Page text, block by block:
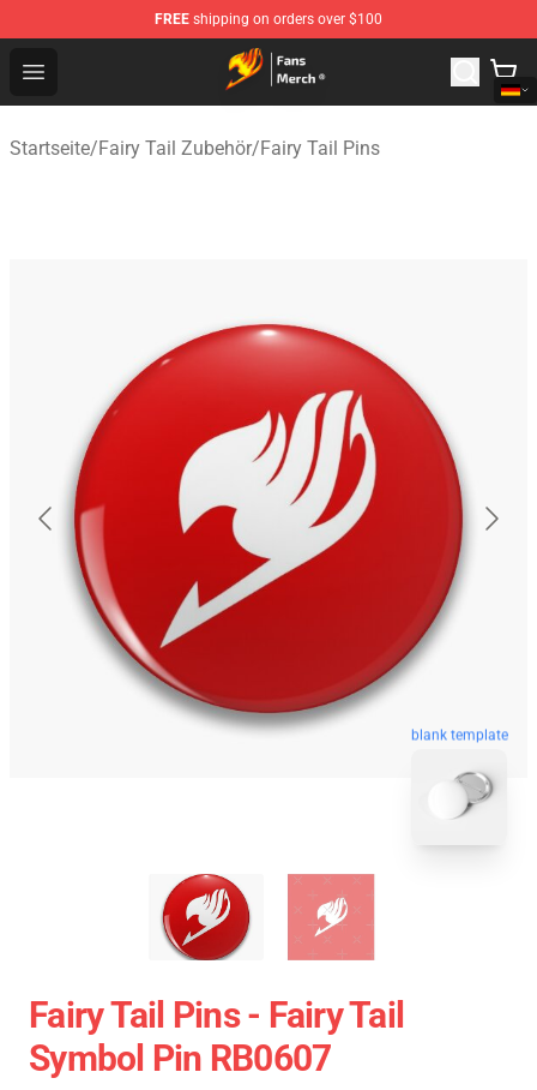
FREE shipping on orders over $100
Open menu
Fairy Tail Store - Official Fairy Tail Merchandise Shop
Startseite/Fairy Tail Zubehör/Fairy Tail Pins
blank template
Fairy Tail Pins - Fairy Tail
Symbol Pin RB0607